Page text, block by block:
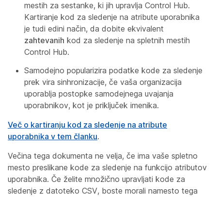
mestih za sestanke, ki jih upravlja Control Hub.
Kartiranje kod za sledenje na atribute uporabnika
je tudi edini način, da dobite ekvivalent
zahtevanih kod za sledenje na spletnih mestih
Control Hub.
Samodejno popularizira podatke kode za sledenje
prek vira sinhronizacije, če vaša organizacija
uporablja postopke samodejnega uvajanja
uporabnikov, kot je priključek imenika.
Več o kartiranju kod za sledenje na atribute
uporabnika v tem članku.
Večina tega dokumenta ne velja, če ima vaše spletno
mesto preslikane kode za sledenje na funkcijo atributov
uporabnika. Če želite množično upravljati kode za
sledenje z datoteko CSV, boste morali namesto tega